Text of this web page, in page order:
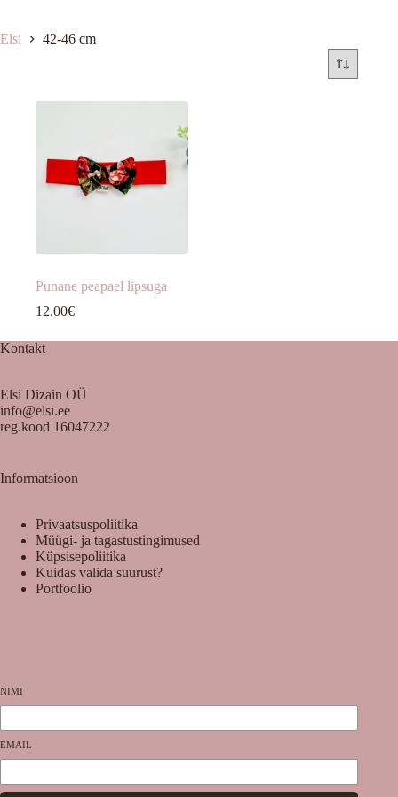
Elsi 42-46 cm
Punane peapael lipsuga
12.00€
Kontakt
Elsi Dizain OÜ
info@elsi.ee
reg.kood 16047222
Informatsioon
Privaatsuspoliitika
Müügi- ja tagastustingimused
Küpsisepoliitika
Kuidas valida suurust?
Portfoolio
NIMI
EMAIL